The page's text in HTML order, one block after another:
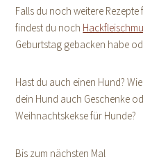
Falls du noch weitere
findest du noch
Geburtstag gebacken habe
Hast du auch einen Hund?
dein Hund auch Geschenke
Weihnachtskekse für Hunde?
Bis zum nächsten Mal